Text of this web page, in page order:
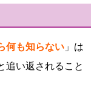
何も知らない 」は
追い返されること